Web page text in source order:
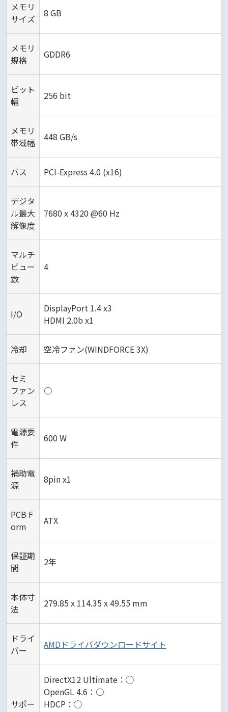
メモリ
サイズ
8 GB
メモリ
規格
GDDR6
ビット
幅
256 bit
メモリ
帯域幅
448 GB/s
バス PCI-Express 4.0 (x16)
デジタ
ル最大
解像度
7680 x 4320 @60 Hz
マルチ
ビュー
数
4
I/O
DisplayPort 1.4 x3
HDMI 2.0b x1
冷却 空冷ファン(WINDFORCE 3X)
セミ
ファン
レス
○
電源要
件
600 W
補助電
源
8pin x1
PCB F
orm
ATX
保証期
間
2年
本体寸
法
279.85 x 114.35 x 49.55 mm
ドライ
バー
AMDドライバダウンロードサイト
サポー
DirectX12 Ultimate：◯
OpenGL 4.6：○
HDCP：◯